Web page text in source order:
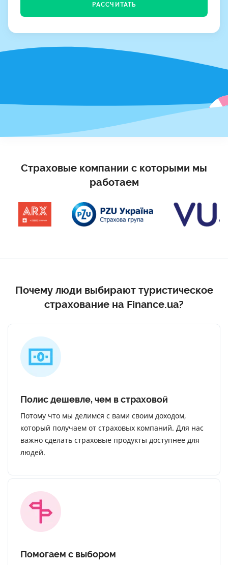
РАССЧИТАТЬ
Страховые компании с которыми мы
работаем
Почему люди выбирают туристическое
страхование на Finance.ua?
Полис дешевле, чем в страховой
Потому что мы делимся с вами своим доходом,
который получаем от страховых компаний. Для нас
важно сделать страховые продукты доступнее для
людей.
Помогаем с выбором